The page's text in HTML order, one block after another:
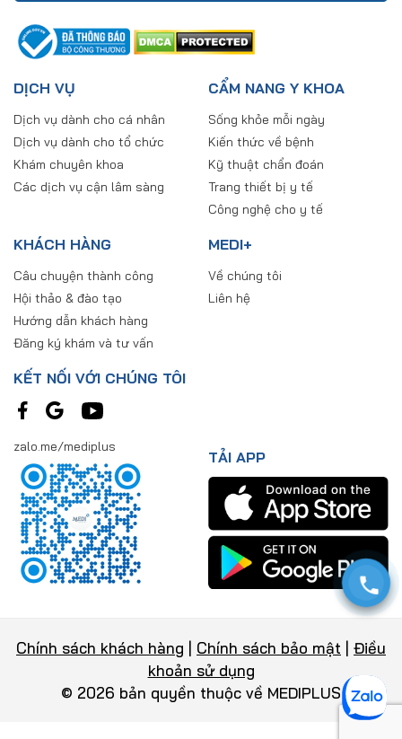
DỊCH VỤ
Dịch vụ dành cho cá nhân
Dịch vụ dành cho tổ chức
Khám chuyên khoa
Các dịch vụ cận lâm sàng
CẨM NANG Y KHOA
Sống khỏe mỗi ngày
Kiến thức về bệnh
Kỹ thuật chẩn đoán
Trang thiết bị y tế
Công nghệ cho y tế
KHÁCH HÀNG
Câu chuyện thành công
Hội thảo & đào tạo
Hướng dẫn khách hàng
Đăng ký khám và tư vấn
MEDI+
Về chúng tôi
Liên hệ
KẾT NỐI VỚI CHÚNG TÔI
zalo.me/mediplus
TẢI APP
Chính sách khách hàng Chính sách bảo mật
Điều
khoản sử dụng
© 2026 bản quyền thuộc về MEDIPLUS